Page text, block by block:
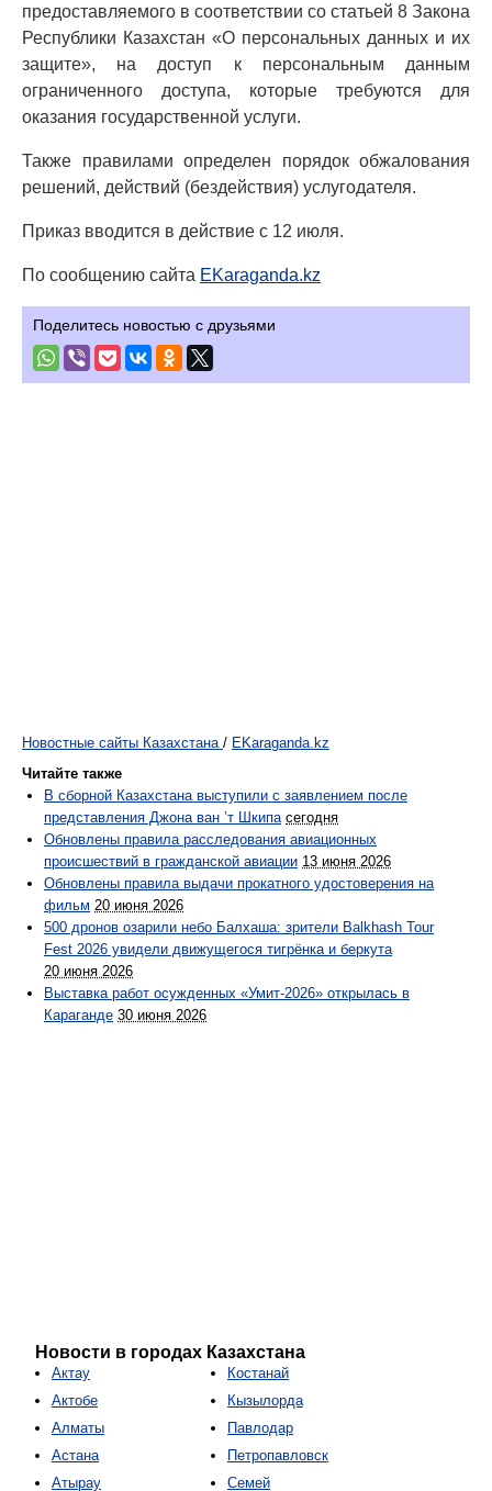
предоставляемого в соответствии со статьей 8 Закона
Республики Казахстан «О персональных данных и их
защите», на доступ к персональным данным
ограниченного доступа, которые требуются для
оказания государственной услуги.
Также правилами определен порядок обжалования
решений, действий (бездействия) услугодателя.
Приказ вводится в действие с 12 июля.
По сообщению сайта EKaraganda.kz
Поделитесь новостью с друзьями
Новостные сайты Казахстана / EKaraganda.kz
Читайте также
В сборной Казахстана выступили с заявлением после
представления Джона ван ’т Шкипа сегодня
Обновлены правила расследования авиационных
происшествий в гражданской авиации 13 июня 2026
Обновлены правила выдачи прокатного удостоверения на
фильм 20 июня 2026
500 дронов озарили небо Балхаша: зрители Balkhash Tour
Fest 2026 увидели движущегося тигрёнка и беркута
20 июня 2026
Выставка работ осужденных «Умит-2026» открылась в
Караганде 30 июня 2026
Новости в городах Казахстана
Актау
Актобе
Алматы
Астана
Атырау
Костанай
Кызылорда
Павлодар
Петропавловск
Семей